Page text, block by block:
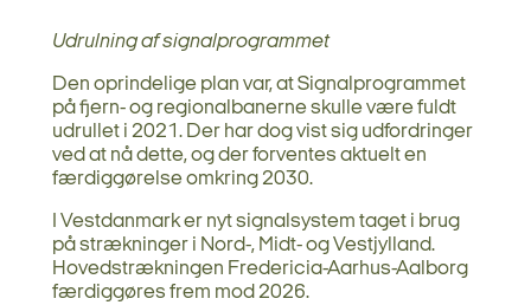
Udrulning af signalprogrammet
Den oprindelige plan var, at Signalprogrammet
på fjern- og regionalbanerne skulle være fuldt
udrullet i 2021. Der har dog vist sig udfordringer
ved at nå dette, og der forventes aktuelt en
færdiggørelse omkring 2030.
I Vestdanmark er nyt signalsystem taget i brug
på strækninger i Nord-, Midt- og Vestjylland.
Hovedstrækningen Fredericia-Aarhus-Aalborg
færdiggøres frem mod 2026.